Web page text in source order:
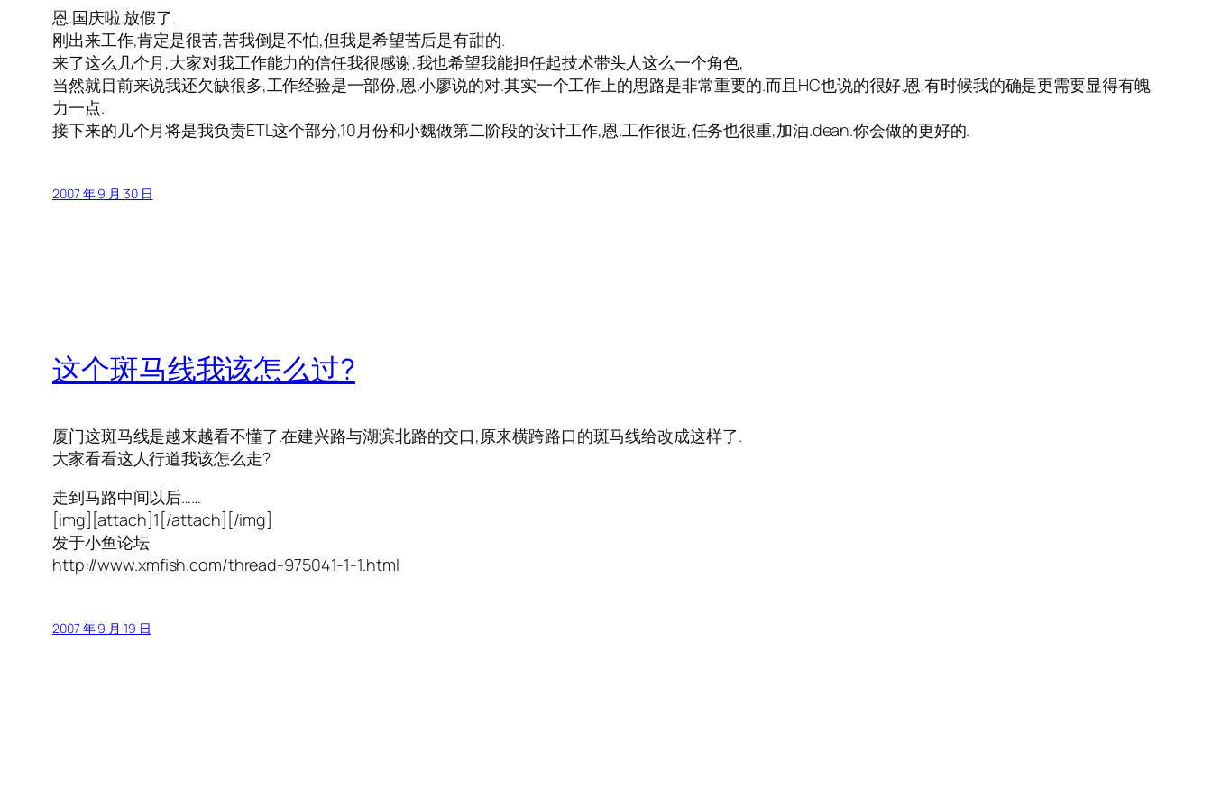
恩.国庆啦.放假了.
刚出来工作,肯定是很苦,苦我倒是不怕,但我是希望苦后是有甜的.
来了这么几个月,大家对我工作能力的信任我很感谢,我也希望我能担任起技术带头人这么一个角色,
当然就目前来说我还欠缺很多,工作经验是一部份,恩.小廖说的对.其实一个工作上的思路是非常重要的.而且HC也说的很好.恩.有时候我的确是更需要显得有魄
力一点.
接下来的几个月将是我负责ETL这个部分,10月份和小魏做第二阶段的设计工作,恩.工作很近,任务也很重,加油.dean.你会做的更好的.
2007 年 9 月 30 日
这个斑马线我该怎么过?
厦门这斑马线是越来越看不懂了.在建兴路与湖滨北路的交口,原来横跨路口的斑马线给改成这样了.
大家看看这人行道我该怎么走?
走到马路中间以后……
[img][attach]1[/attach][/img]
发于小鱼论坛
http://www.xmfish.com/thread-975041-1-1.html
2007 年 9 月 19 日